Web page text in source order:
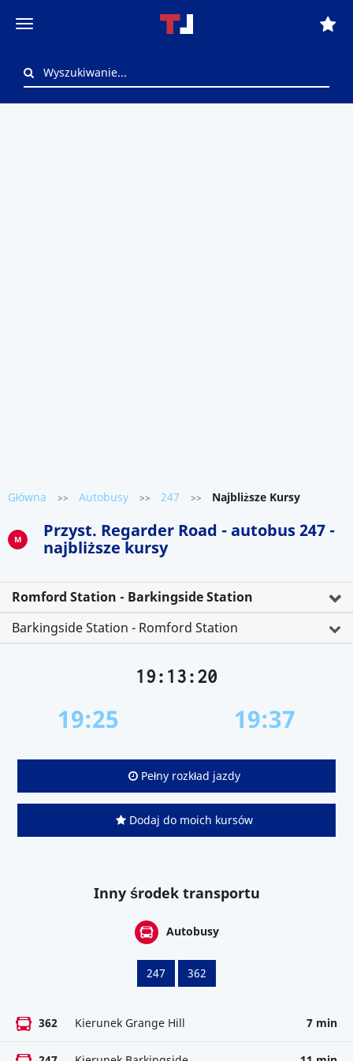
Główna >> Autobusy >> 247 >> Najbliższe Kursy
M
Przyst. Regarder Road - autobus 247 -
najbliższe kursy
Romford Station - Barkingside Station
Barkingside Station - Romford Station
19:13:20
19:25 19:37
Pełny rozkład jazdy
Dodaj do moich kursów
Inny środek transportu
Autobusy
247 362
362 Kierunek Grange Hill 7 min